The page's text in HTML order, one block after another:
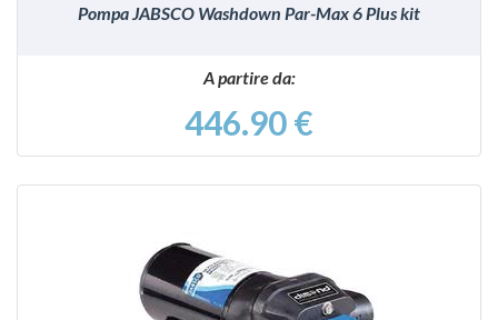
Pompa JABSCO Washdown Par-Max 6 Plus kit
A partire da:
446.90 €